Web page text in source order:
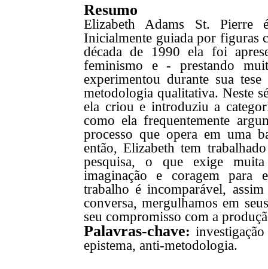
Resumo
Elizabeth Adams St. Pierre
Inicialmente guiada por figuras
década de 1990 ela foi
feminismo e - prestando
experimentou durante sua
metodologia qualitativa. Neste
ela criou e introduziu a
como ela frequentemente
processo que opera em uma
então, Elizabeth tem
pesquisa, o que exige
imaginação e coragem para
trabalho é incomparável,
conversa, mergulhamos em
seu compromisso com a
Palavras-chave:
epistema, anti-metodologia.